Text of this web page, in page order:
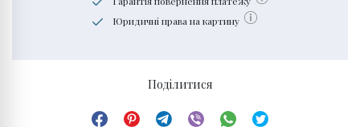
Юридичні права на картину
Поділитися